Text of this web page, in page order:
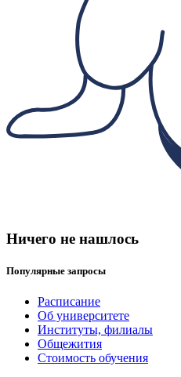
Ничего не нашлось
Популярные запросы
Расписание
Об университете
Институты, филиалы
Общежития
Стоимость обучения